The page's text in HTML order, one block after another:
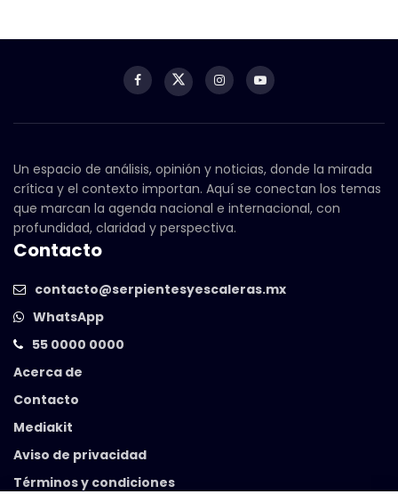
Un espacio de análisis, opinión y noticias, donde la mirada
crítica y el contexto importan. Aquí se conectan los temas
que marcan la agenda nacional e internacional, con
profundidad, claridad y perspectiva.
Contacto
contacto@serpientesyescaleras.mx
WhatsApp
55 0000 0000
Acerca de
Contacto
Mediakit
Aviso de privacidad
Términos y condiciones